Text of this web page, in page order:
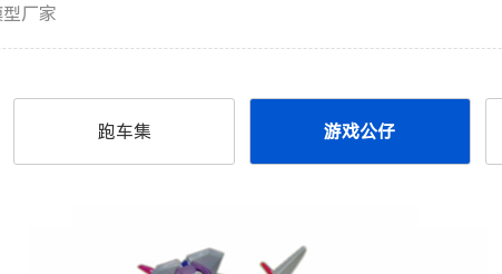
厂家
跑车集 游戏公仔